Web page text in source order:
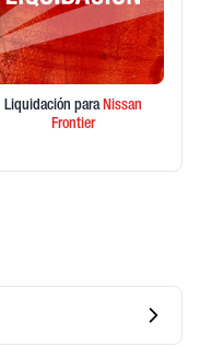
Liquidación paraNissan
Frontier